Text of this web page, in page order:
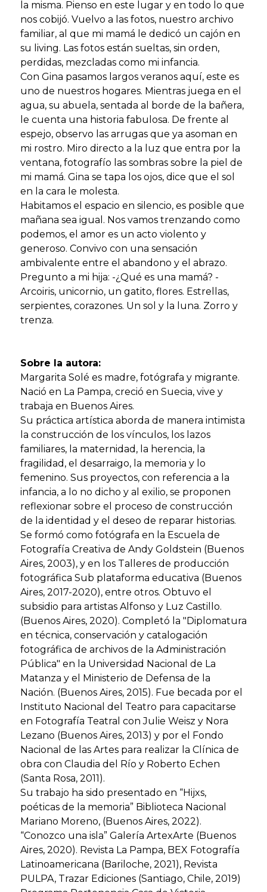
la misma. Pienso en este lugar y en todo lo que
nos cobijó. Vuelvo a las fotos, nuestro archivo
familiar, al que mi mamá le dedicó un cajón en
su living. Las fotos están sueltas, sin orden,
perdidas, mezcladas como mi infancia.
Con Gina pasamos largos veranos aquí, este es
uno de nuestros hogares. Mientras juega en el
agua, su abuela, sentada al borde de la bañera,
le cuenta una historia fabulosa. De frente al
espejo, observo las arrugas que ya asoman en
mi rostro. Miro directo a la luz que entra por la
ventana, fotografío las sombras sobre la piel de
mi mamá. Gina se tapa los ojos, dice que el sol
en la cara le molesta.
Habitamos el espacio en silencio, es posible que
mañana sea igual. Nos vamos trenzando como
podemos, el amor es un acto violento y
generoso. Convivo con una sensación
ambivalente entre el abandono y el abrazo.
Pregunto a mi hija: -¿Qué es una mamá? -
Arcoiris, unicornio, un gatito, flores. Estrellas,
serpientes, corazones. Un sol y la luna. Zorro y
trenza.
Sobre la autora:
Margarita Solé es madre, fotógrafa y migrante.
Nació en La Pampa, creció en Suecia, vive y
trabaja en Buenos Aires.
Su práctica artística aborda de manera intimista
la construcción de los vínculos, los lazos
familiares, la maternidad, la herencia, la
fragilidad, el desarraigo, la memoria y lo
femenino. Sus proyectos, con referencia a la
infancia, a lo no dicho y al exilio, se proponen
reflexionar sobre el proceso de construcción
de la identidad y el deseo de reparar historias.
Se formó como fotógrafa en la Escuela de
Fotografía Creativa de Andy Goldstein (Buenos
Aires, 2003), y en los Talleres de producción
fotográfica Sub plataforma educativa (Buenos
Aires, 2017-2020), entre otros. Obtuvo el
subsidio para artistas Alfonso y Luz Castillo.
(Buenos Aires, 2020). Completó la "Diplomatura
en técnica, conservación y catalogación
fotográfica de archivos de la Administración
Pública" en la Universidad Nacional de La
Matanza y el Ministerio de Defensa de la
Nación. (Buenos Aires, 2015). Fue becada por el
Instituto Nacional del Teatro para capacitarse
en Fotografía Teatral con Julie Weisz y Nora
Lezano (Buenos Aires, 2013) y por el Fondo
Nacional de las Artes para realizar la Clínica de
obra con Claudia del Río y Roberto Echen
(Santa Rosa, 2011).
Su trabajo ha sido presentado en “Hijxs,
poéticas de la memoria” Biblioteca Nacional
Mariano Moreno, (Buenos Aires, 2022).
“Conozco una isla” Galería ArtexArte (Buenos
Aires, 2020). Revista La Pampa, BEX Fotografía
Latinoamericana (Bariloche, 2021), Revista
PULPA, Trazar Ediciones (Santiago, Chile, 2019)